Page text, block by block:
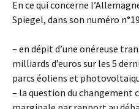
En ce qui concerne
Spiegel, dans son numéro
– en dépit d’une onéreuse
milliards d’euros sur les 5
parcs éoliens et
– la question du changement